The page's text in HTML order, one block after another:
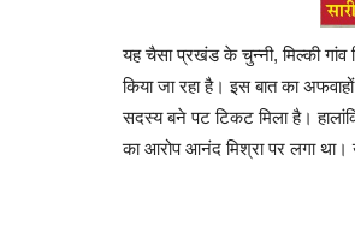
यह चैसा प्रखंड के चुन्नी, मिल्की गांव
किया जा रहा है। इस बात का
सदस्य बने पट टिकट मिला है।
का आरोप आनंद मिश्रा पर लगा था।